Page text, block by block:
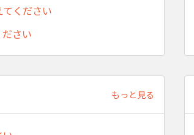
ください
さい
もっと見る